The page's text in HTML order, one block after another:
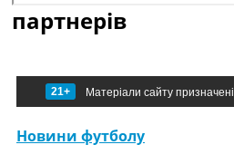
партнерів
21+ Матеріали сайту
Новини футболу